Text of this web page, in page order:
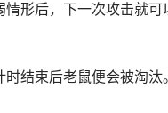
形后，下一次攻击就可
结束后老鼠便会被淘汰。